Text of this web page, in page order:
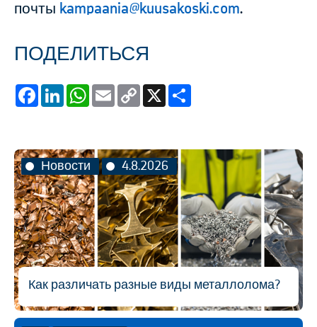
почты kampaania@kuusakoski.com.
ПОДЕЛИТЬСЯ
FacebookLinkedInWhatsApp
Email
Copy
Новости 4.8.2026
Как различать разные виды металлолома?